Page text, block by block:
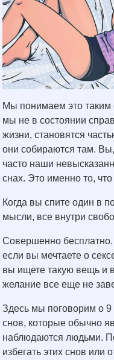
Мы понимаем это таким
мы не в состоянии
жизни, становятся
они собираются там.
часто наши
снах. Это именно то,
Когда вы спите один в
мысли, все внутри
Совершенно бесплатно.
если вы мечтаете о
вы ищете такую вещь и
желание все еще не
Здесь мы поговорим о 9
снов, которые обычно
наблюдаются людьми.
избегать этих снов или